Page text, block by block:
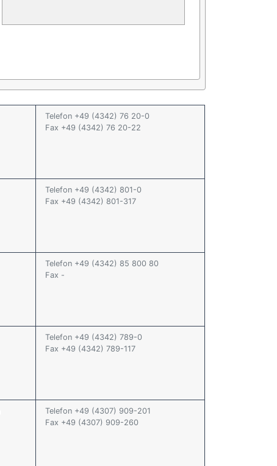
Telefon +49 (4342) 76 20-0
Fax +49 (4342) 76 20-22
Telefon +49 (4342) 801-0
Fax +49 (4342) 801-317
Telefon +49 (4342) 85 800 80
Fax -
Telefon +49 (4342) 789-0
Fax +49 (4342) 789-117
Telefon +49 (4307) 909-201
Fax +49 (4307) 909-260